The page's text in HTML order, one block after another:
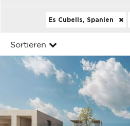
Es Cubells, Spanien
Sortieren